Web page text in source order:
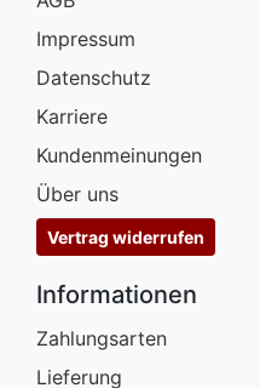
Impressum
Datenschutz
Karriere
Kundenmeinungen
Über uns
Vertrag widerrufen
Informationen
Zahlungsarten
Lieferung